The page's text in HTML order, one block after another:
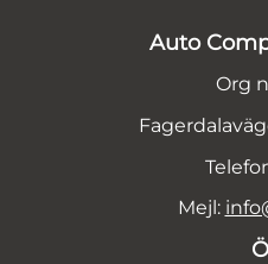
Auto
Org
Mejl: